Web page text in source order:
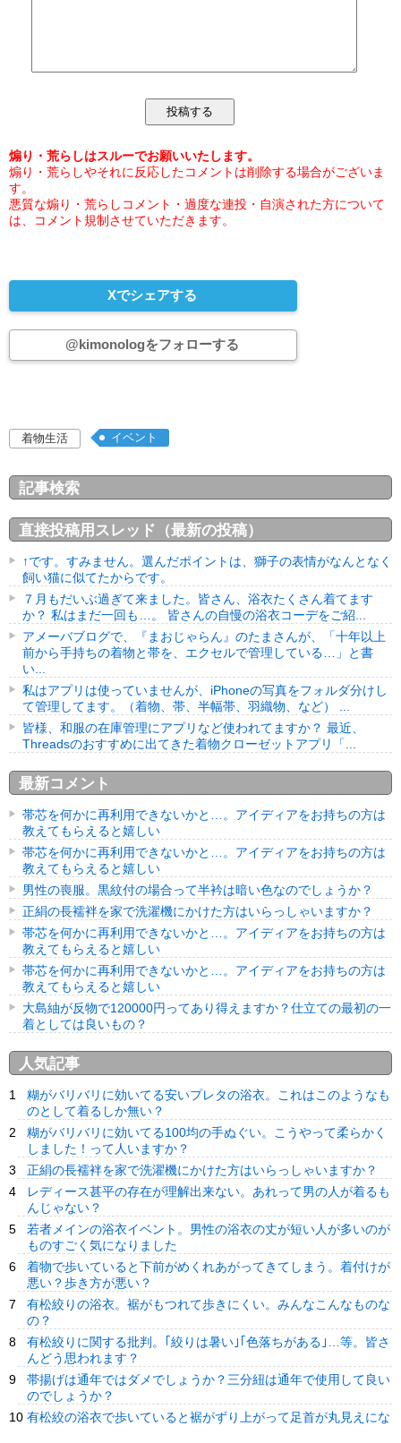
煽り・荒らしはスルーでお願いいたします。
煽り・荒らしやそれに反応したコメントは削除する場合がございま
す。
悪質な煽り・荒らしコメント・過度な連投・自演された方について
は、コメント規制させていただきます。
Xでシェアする
@kimonologをフォローする
着物生活 イベント
記事検索
直接投稿用スレッド（最新の投稿）
↑です。すみません。選んだポイントは、獅子の表情がなんとなく
飼い猫に似てたからです。
７月もだいぶ過ぎて来ました。皆さん、浴衣たくさん着てます
か？ 私はまだ一回も…。 皆さんの自慢の浴衣コーデをご紹...
アメーバブログで、『まおじゃらん』のたまさんが、「十年以上
前から手持ちの着物と帯を、エクセルで管理している…」と書
い...
私はアプリは使っていませんが、iPhoneの写真をフォルダ分けし
て管理してます。（着物、帯、半幅帯、羽織物、など） ...
皆様、和服の在庫管理にアプリなど使われてますか？ 最近、
Threadsのおすすめに出てきた着物クローゼットアプリ「...
最新コメント
帯芯を何かに再利用できないかと…。アイディアをお持ちの方は
教えてもらえると嬉しい
帯芯を何かに再利用できないかと…。アイディアをお持ちの方は
教えてもらえると嬉しい
男性の喪服。黒紋付の場合って半衿は暗い色なのでしょうか？
正絹の長襦袢を家で洗濯機にかけた方はいらっしゃいますか？
帯芯を何かに再利用できないかと…。アイディアをお持ちの方は
教えてもらえると嬉しい
帯芯を何かに再利用できないかと…。アイディアをお持ちの方は
教えてもらえると嬉しい
大島紬が反物で120000円ってあり得えますか？仕立ての最初の一
着としては良いもの？
人気記事
糊がバリバリに効いてる安いプレタの浴衣。これはこのようなも
のとして着るしか無い？
糊がバリバリに効いてる100均の手ぬぐい。こうやって柔らかく
しました！って人いますか？
正絹の長襦袢を家で洗濯機にかけた方はいらっしゃいますか？
レディース甚平の存在が理解出来ない。あれって男の人が着るも
んじゃない？
若者メインの浴衣イベント。男性の浴衣の丈が短い人が多いのが
ものすごく気になりました
着物で歩いていると下前がめくれあがってきてしまう。着付けが
悪い？歩き方が悪い？
有松絞りの浴衣。裾がもつれて歩きにくい。みんなこんなものな
の？
有松絞りに関する批判。｢絞りは暑い｣｢色落ちがある｣…等。皆さ
んどう思われます？
帯揚げは通年ではダメでしょうか？三分紐は通年で使用して良い
のでしょうか？
有松絞の浴衣で歩いていると裾がずり上がって足首が丸見えにな